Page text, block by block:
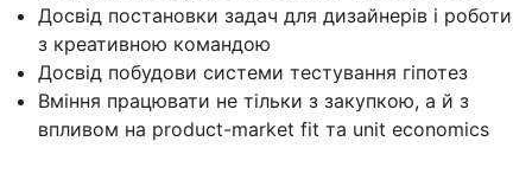
Досвід постановки задач для дизайнерів і роботи
з креативною командою
Досвід побудови системи тестування гіпотез
Вміння працювати не тільки з закупкою, а й з
впливом на product-market fit та unit economics